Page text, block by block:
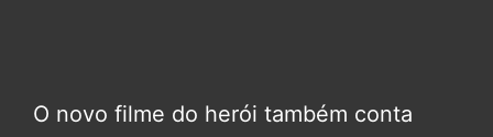
O novo filme do herói também conta